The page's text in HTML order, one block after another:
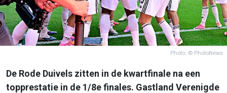
Photo: © PhotoNews
De Rode Duivels zitten in de kwartfinale na een
topprestatie in de 1/8e finales. Gastland Verenigde